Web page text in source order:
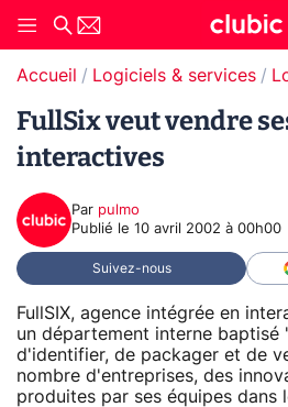
Accueil Logiciels & services
FullSix veut vendre
interactives
Par pulmo
Publié le 10 avril 2002 à 00h00
Suivez-nous
FullSIX, agence intégrée en
un département interne baptisé
d'identifier, de packager et de
nombre d'entreprises, des
produites par ses équipes dans